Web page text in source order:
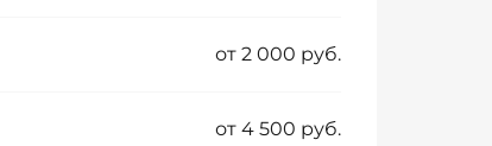
от 2 000 руб.
от 4 500 руб.